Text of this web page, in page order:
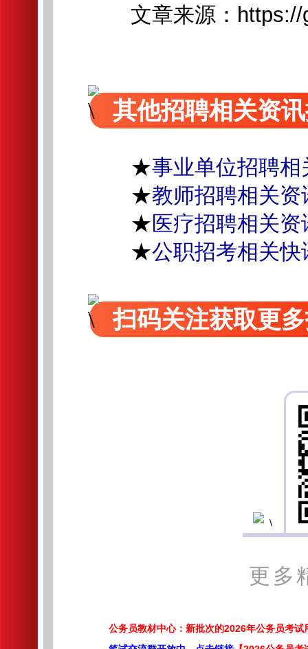
文章来源：https://
其他招聘相关资
★事业单位招聘相
★教师招聘相关资
★医疗招聘相关资
★公职招考相关快
扫码关注获取更
更多
公务员教材中心：新批次的2026年公务员考试